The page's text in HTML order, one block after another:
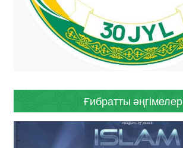
Ғибратты әңгімелер